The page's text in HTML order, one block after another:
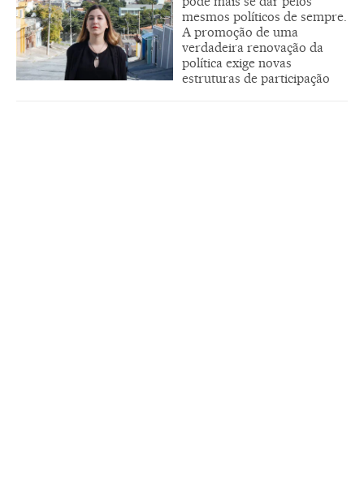
mesmos políticos de sempre.
A promoção de uma
verdadeira renovação da
política exige novas
estruturas de participação